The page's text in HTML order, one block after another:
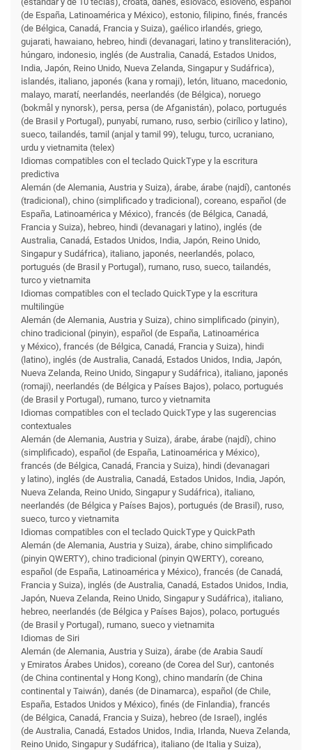
(de España, Latinoamérica y México), estonio, filipino, finés, francés
(de Bélgica, Canadá, Francia y Suiza), gaélico irlandés, griego,
gujarati, hawaiano, hebreo, hindi (devanagari, latino y transliteración),
húngaro, indonesio, inglés (de Australia, Canadá, Estados Unidos,
India, Japón, Reino Unido, Nueva Zelanda, Singapur y Sudáfrica),
islandés, italiano, japonés (kana y romaji), letón, lituano, macedonio,
malayo, maratí, neerlandés, neerlandés (de Bélgica), noruego
(bokmål y nynorsk), persa, persa (de Afganistán), polaco, portugués
(de Brasil y Portugal), punyabí, rumano, ruso, serbio (cirílico y latino),
sueco, tailandés, tamil (anjal y tamil 99), telugu, turco, ucraniano,
urdu y vietnamita (telex)
Idiomas compatibles con el teclado QuickType y la escritura
predictiva
Alemán (de Alemania, Austria y Suiza), árabe, árabe (najdí), cantonés
(tradicional), chino (simplificado y tradicional), coreano, español (de
España, Latinoamérica y México), francés (de Bélgica, Canadá,
Francia y Suiza), hebreo, hindi (devanagari y latino), inglés (de
Australia, Canadá, Estados Unidos, India, Japón, Reino Unido,
Singapur y Sudáfrica), italiano, japonés, neerlandés, polaco,
portugués (de Brasil y Portugal), rumano, ruso, sueco, tailandés,
turco y vietnamita
Idiomas compatibles con el teclado QuickType y la escritura
multilingüe
Alemán (de Alemania, Austria y Suiza), chino simplificado (pinyin),
chino tradicional (pinyin), español (de España, Latinoamérica
y México), francés (de Bélgica, Canadá, Francia y Suiza), hindi
(latino), inglés (de Australia, Canadá, Estados Unidos, India, Japón,
Nueva Zelanda, Reino Unido, Singapur y Sudáfrica), italiano, japonés
(romaji), neerlandés (de Bélgica y Países Bajos), polaco, portugués
(de Brasil y Portugal), rumano, turco y vietnamita
Idiomas compatibles con el teclado QuickType y las sugerencias
contextuales
Alemán (de Alemania, Austria y Suiza), árabe, árabe (najdí), chino
(simplificado), español (de España, Latinoamérica y México),
francés (de Bélgica, Canadá, Francia y Suiza), hindi (devanagari
y latino), inglés (de Australia, Canadá, Estados Unidos, India, Japón,
Nueva Zelanda, Reino Unido, Singapur y Sudáfrica), italiano,
neerlandés (de Bélgica y Países Bajos), portugués (de Brasil), ruso,
sueco, turco y vietnamita
Idiomas compatibles con el teclado QuickType y QuickPath
Alemán (de Alemania, Austria y Suiza), árabe, chino simplificado
(pinyin QWERTY), chino tradicional (pinyin QWERTY), coreano,
español (de España, Latinoamérica y México), francés (de Canadá,
Francia y Suiza), inglés (de Australia, Canadá, Estados Unidos, India,
Japón, Nueva Zelanda, Reino Unido, Singapur y Sudáfrica), italiano,
hebreo, neerlandés (de Bélgica y Países Bajos), polaco, portugués
(de Brasil y Portugal), rumano, sueco y vietnamita
Idiomas de Siri
Alemán (de Alemania, Austria y Suiza), árabe (de Arabia Saudí
y Emiratos Árabes Unidos), coreano (de Corea del Sur), cantonés
(de China continental y Hong Kong), chino mandarín (de China
continental y Taiwán), danés (de Dinamarca), español (de Chile,
España, Estados Unidos y México), finés (de Finlandia), francés
(de Bélgica, Canadá, Francia y Suiza), hebreo (de Israel), inglés
(de Australia, Canadá, Estados Unidos, India, Irlanda, Nueva Zelanda,
Reino Unido, Singapur y Sudáfrica), italiano (de Italia y Suiza),